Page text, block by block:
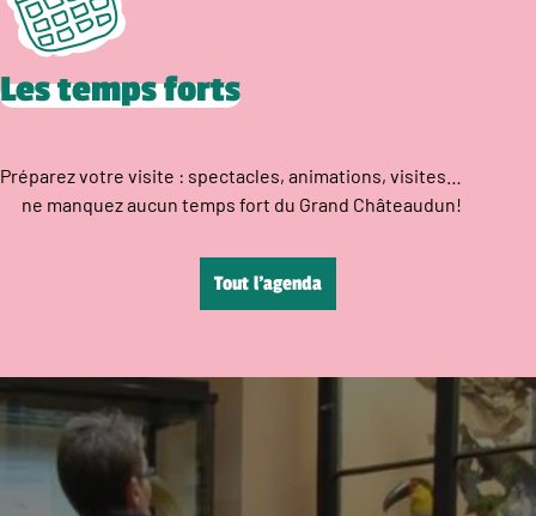
Les temps forts
Préparez votre visite : spectacles, animations, visites…
ne manquez aucun temps fort du Grand Châteaudun!
Tout l’agenda